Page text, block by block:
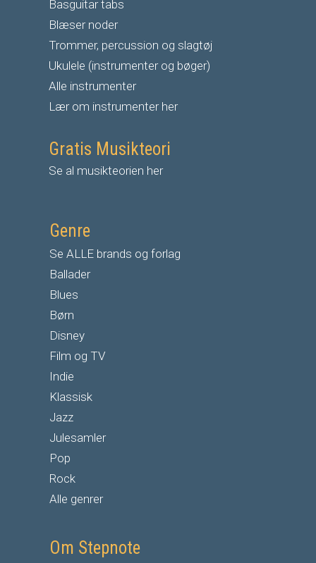
Basguitar tabs
Blæser noder
Trommer, percussion og slagtøj
Ukulele (instrumenter og bøger)
Alle instrumenter
Lær om instrumenter her
Gratis Musikteori
Se al musikteorien her
Genre
Se ALLE brands og forlag
Ballader
Blues
Børn
Disney
Film og TV
Indie
Klassisk
Jazz
Julesamler
Pop
Rock
Alle genrer
Om Stepnote